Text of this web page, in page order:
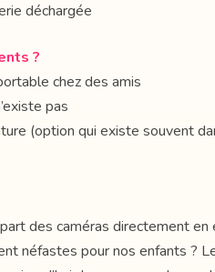
déchargée
?
chez des amis
pas
(option qui existe souvent
des caméras directement
néfastes pour nos enfants ?